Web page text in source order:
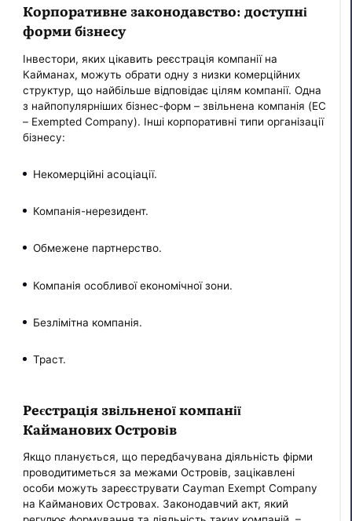
Корпоративне законодавство: доступні
форми бізнесу
Інвестори, яких цікавить реєстрація компанії на
Кайманах, можуть обрати одну з низки комерційних
структур, що найбільше відповідає цілям компанії. Одна
з найпопулярніших бізнес-форм – звільнена компанія (EC
– Exempted Company). Інші корпоративні типи організації
бізнесу:
Некомерційні асоціації.
Компанія-нерезидент.
Обмежене партнерство.
Компанія особливої економічної зони.
Безлімітна компанія.
Траст.
Реєстрація звільненої компанії
Кайманових Островів
Якщо планується, що передбачувана діяльність фірми
проводитиметься за межами Островів, зацікавлені
особи можуть зареєструвати Cayman Exempt Company
на Кайманових Островах. Законодавчий акт, який